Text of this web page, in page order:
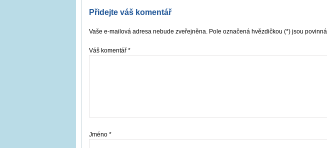
Přidejte váš komentář
Vaše e-mailová adresa nebude zveřejněna. Pole označená hvězdičkou (*) jsou povinná.
Váš komentář *
Jméno *